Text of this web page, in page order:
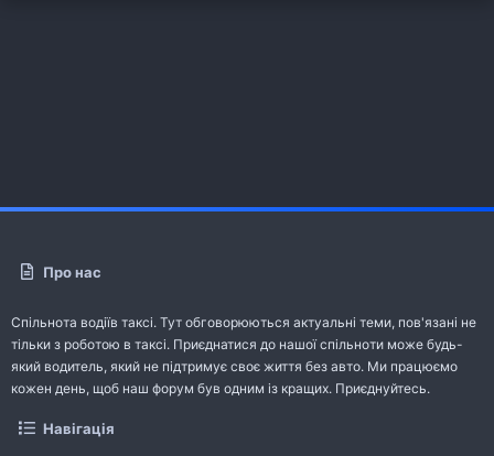
Про нас
Спільнота водіїв таксі. Тут обговорюються актуальні теми, пов'язані не
тільки з роботою в таксі. Приєднатися до нашої спільноти може будь-
який водитель, який не підтримує своє життя без авто. Ми працюємо
кожен день, щоб наш форум був одним із кращих. Приєднуйтесь.
Навігація